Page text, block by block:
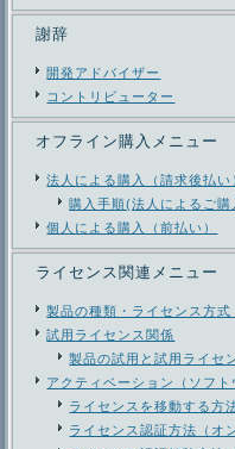
謝辞
開発アドバイザー
コントリビューター
オフライン購入メニュー
法人による購入（請求後払い
購入手順(法人によるご購
個人による購入（前払い）
ライセンス関連メニュー
製品の種類・ライセンス方式
試用ライセンス関係
製品の試用と試用ライセ
アクティベーション（ソフ
ライセンスを移動する方
ライセンス認証方法（オ